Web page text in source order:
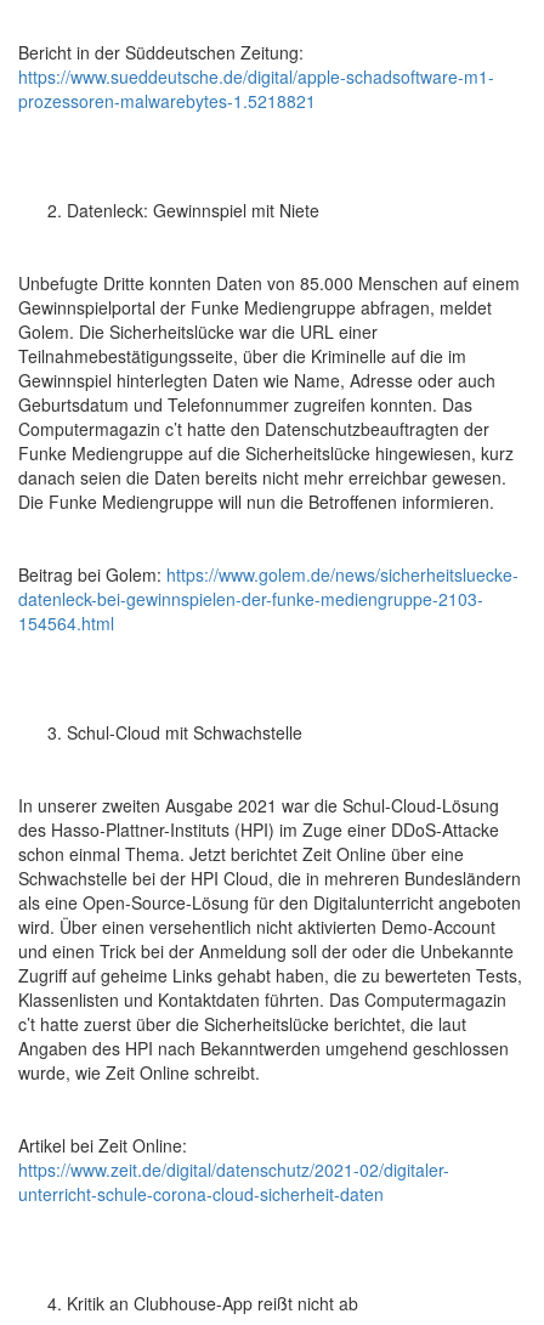
Bericht in der Süddeutschen Zeitung:
https://www.sueddeutsche.de/digital/apple-schadsoftware-m1-
prozessoren-malwarebytes-1.5218821
Datenleck: Gewinnspiel mit Niete
Unbefugte Dritte konnten Daten von 85.000 Menschen auf einem
Gewinnspielportal der Funke Mediengruppe abfragen, meldet
Golem. Die Sicherheitslücke war die URL einer
Teilnahmebestätigungsseite, über die Kriminelle auf die im
Gewinnspiel hinterlegten Daten wie Name, Adresse oder auch
Geburtsdatum und Telefonnummer zugreifen konnten. Das
Computermagazin c’t hatte den Datenschutzbeauftragten der
Funke Mediengruppe auf die Sicherheitslücke hingewiesen, kurz
danach seien die Daten bereits nicht mehr erreichbar gewesen.
Die Funke Mediengruppe will nun die Betroffenen informieren.
Beitrag bei Golem: https://www.golem.de/news/sicherheitsluecke-
datenleck-bei-gewinnspielen-der-funke-mediengruppe-2103-
154564.html
Schul-Cloud mit Schwachstelle
In unserer zweiten Ausgabe 2021 war die Schul-Cloud-Lösung
des Hasso-Plattner-Instituts (HPI) im Zuge einer DDoS-Attacke
schon einmal Thema. Jetzt berichtet Zeit Online über eine
Schwachstelle bei der HPI Cloud, die in mehreren Bundesländern
als eine Open-Source-Lösung für den Digitalunterricht angeboten
wird. Über einen versehentlich nicht aktivierten Demo-Account
und einen Trick bei der Anmeldung soll der oder die Unbekannte
Zugriff auf geheime Links gehabt haben, die zu bewerteten Tests,
Klassenlisten und Kontaktdaten führten. Das Computermagazin
c’t hatte zuerst über die Sicherheitslücke berichtet, die laut
Angaben des HPI nach Bekanntwerden umgehend geschlossen
wurde, wie Zeit Online schreibt.
Artikel bei Zeit Online:
https://www.zeit.de/digital/datenschutz/2021-02/digitaler-
unterricht-schule-corona-cloud-sicherheit-daten
Kritik an Clubhouse-App reißt nicht ab